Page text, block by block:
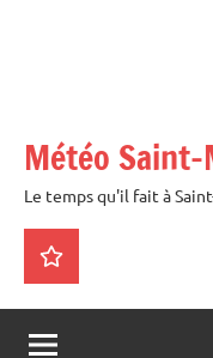
Météo
Le temps qu'il fait à
La
météo
en